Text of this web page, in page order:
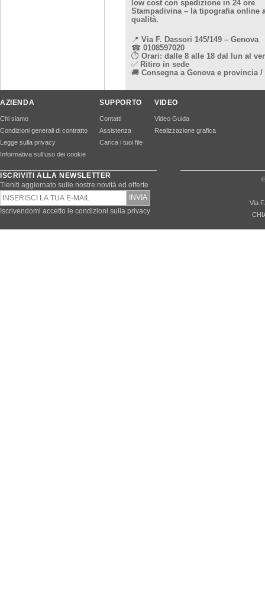
low cost con spedizione in 24 ore
Stampadivina – la tipografia online
qualità.
📍 Via F. Dassori 145/149 – Genova
☎ 0108597020
⏱ Orari: dalle 8 alle 18 dal lun al
✅ Ritiro in sede
🚚 Consegna a Genova e provincia /
AZIENDA
Chi siamo
Condizioni generali di contratto
Legge sulla privacy
Informativa sull’uso dei cookie
SUPPORTO
Contatti
Assistenza
Carica i tuoi file
VIDEO
Video Guida
Realizzazione grafica
ISCRIVITI ALLA NEWSLETTER
Tieniti aggiornato sulle nostre novità ed offerte
Iscrivendomi accetto le condizioni sulla privacy
Via